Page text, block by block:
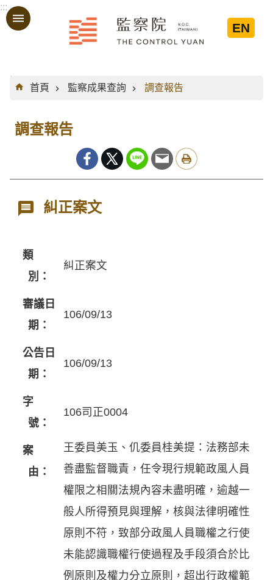
跳到主要內容區塊
:::
EN
:::
首頁
監察成果查詢 調查報告
調查報告
糾正案文
類
別：
糾正案文
審議日
期：
106/09/13
公告日
期：
106/09/13
字
號：
106司正0004
案
由：
王委員美玉、仉委員桂美提：法務部未
善盡監督職責，任令現行規範政風人員
權限之相關法規內容未盡明確，逾越一
般人所得預見與理解，核與法律明確性
原則不符，致部分政風人員職權之行使
未能認識職權行使過程及手段須合於比
例原則及權力分立原則，超出行政權範